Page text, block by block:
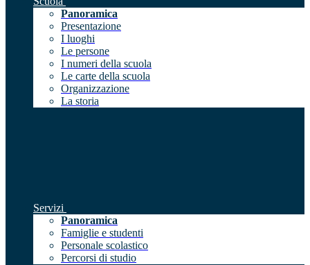
Panoramica
Presentazione
I luoghi
Le persone
I numeri della scuola
Le carte della scuola
Organizzazione
La storia
Servizi
Panoramica
Famiglie e studenti
Personale scolastico
Percorsi di studio